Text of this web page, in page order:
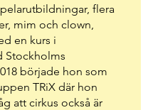
flera
mim och clown,
en kurs i
Stockholms
började hon som
TRiX där hon
att cirkus också är